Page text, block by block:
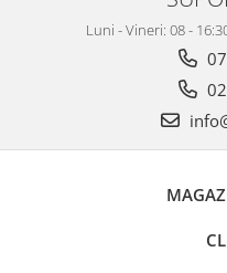
Luni - Vineri: 08 -